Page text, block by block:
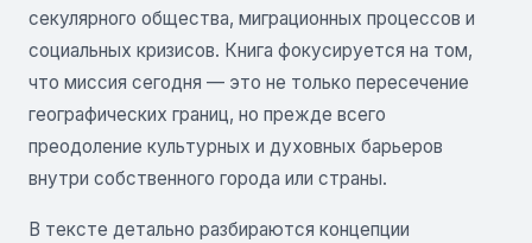
секулярного общества, миграционных процессов и
социальных кризисов. Книга фокусируется на том,
что миссия сегодня — это не только пересечение
географических границ, но прежде всего
преодоление культурных и духовных барьеров
внутри собственного города или страны.
В тексте детально разбираются концепции